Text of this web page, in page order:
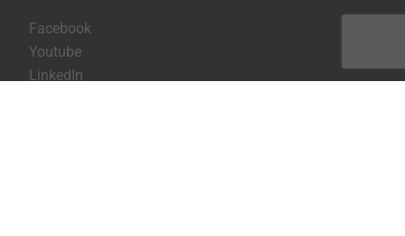
Facebook
Youtube
LinkedIn